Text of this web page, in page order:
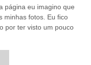
página eu imagino que
minhas fotos. Eu fico
por ter visto um pouco